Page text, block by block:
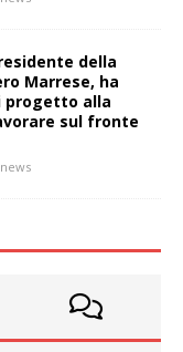
della
Marrese, ha
progetto alla
sul fronte